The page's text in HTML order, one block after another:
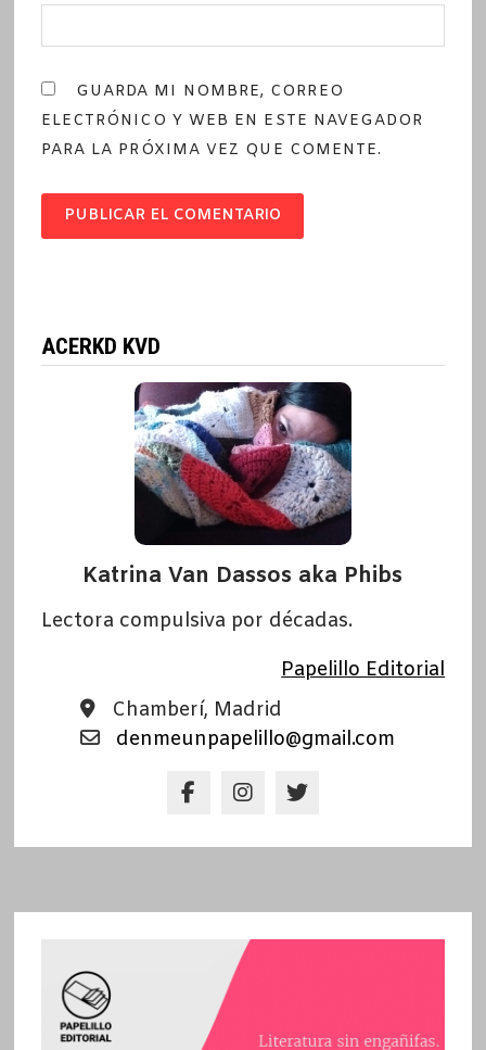
GUARDA MI NOMBRE, CORREO
ELECTRÓNICO Y WEB EN ESTE NAVEGADOR
PARA LA PRÓXIMA VEZ QUE COMENTE.
ACERKD KVD
Katrina Van Dassos aka Phibs
Lectora compulsiva por décadas.
Papelillo Editorial
Chamberí, Madrid
denmeunpapelillo@gmail.com